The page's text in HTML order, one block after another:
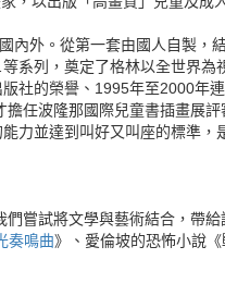
內外。從第一套由國人自製，
系列，奠定了格林以全世界為
社的榮譽、1995年至2000年
任波隆那國際兒童書插畫展
力並達到叫好又叫座的標準，
嘗試將文學與藝術結合，帶
奏鳴曲》、愛倫坡的恐怖小說